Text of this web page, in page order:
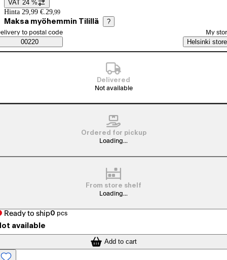
Price details
VAT 24 %
Hinta 29,99 €. 29,99
Maksa myöhemmin Tilillä ?
Saatavuustiedot
order method
to postal code
00220
My
Helsinki store
Delivered
Not available
Ordered for pickup
Loading...
From store shelf
Loading...
Ready to ship0 pcs
available
Add to cart